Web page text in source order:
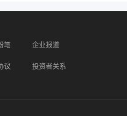
笔 企业报道
议 投资者关系